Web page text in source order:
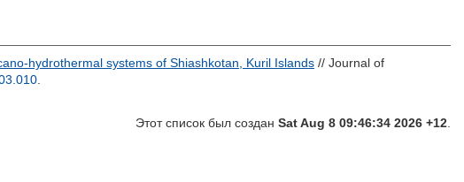
hydrothermal systems of Shiashkotan, Kuril Islands // Journal of
Этот список был создан Sat Aug 8 09:46:34 2026 +12